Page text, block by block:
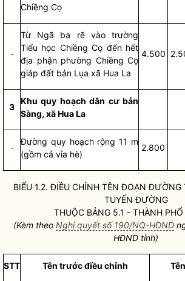
Chiềng Cọ
-
Từ Ngã ba rẽ vào trường
Tiểu học Chiềng Cọ đến hết
địa phận phường Chiềng Cọ
giáp đất bản Lụa xã Hua La
4.500
3
Khu quy hoạch dân cư bản
Sàng, xã Hua La
-
Đường quy hoạch rộng 11 m
(gồm cả vỉa hè)
2.800
BIỂU 1.2. ĐIỀU CHỈNH TÊN ĐOẠN ĐƯỜNG
TUYẾN ĐƯỜNG
THUỘC BẢNG 5.1 - THÀNH
(Kèm theo Nghị quyết số 190/NQ-HĐND
HĐND tỉnh)
STT Tên trước điều chỉnh